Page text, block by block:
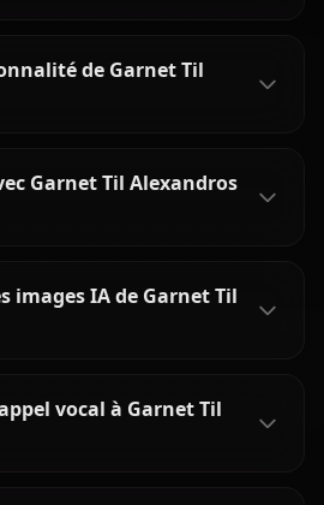
de Garnet Til
Garnet Til Alexandros
images IA de Garnet Til
vocal à Garnet Til